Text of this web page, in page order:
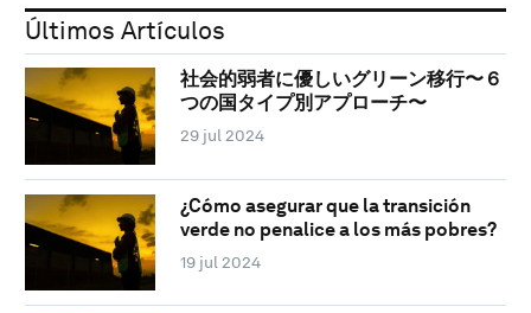
Últimos Artículos
社会的弱者に優しいグリーン移行〜６
つの国タイプ別アプローチ〜
29 jul 2024
¿Cómo asegurar que la transición
verde no penalice a los más pobres?
19 jul 2024